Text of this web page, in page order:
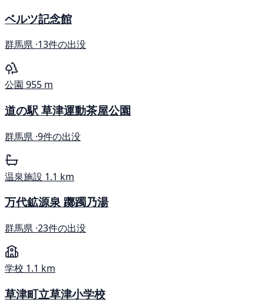
ベルツ記念館
群馬県 ·13件の出没
公園 955 m
道の駅 草津運動茶屋公園
群馬県 ·9件の出没
温泉施設 1.1 km
万代鉱源泉 躑躅乃湯
群馬県 ·23件の出没
学校 1.1 km
草津町立草津小学校